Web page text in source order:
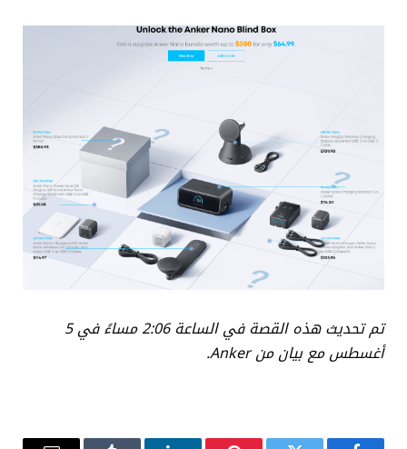
تم تحديث هذه القصة في الساعة 2:06 مساءً في 5
أغسطس مع بيان من Anker.